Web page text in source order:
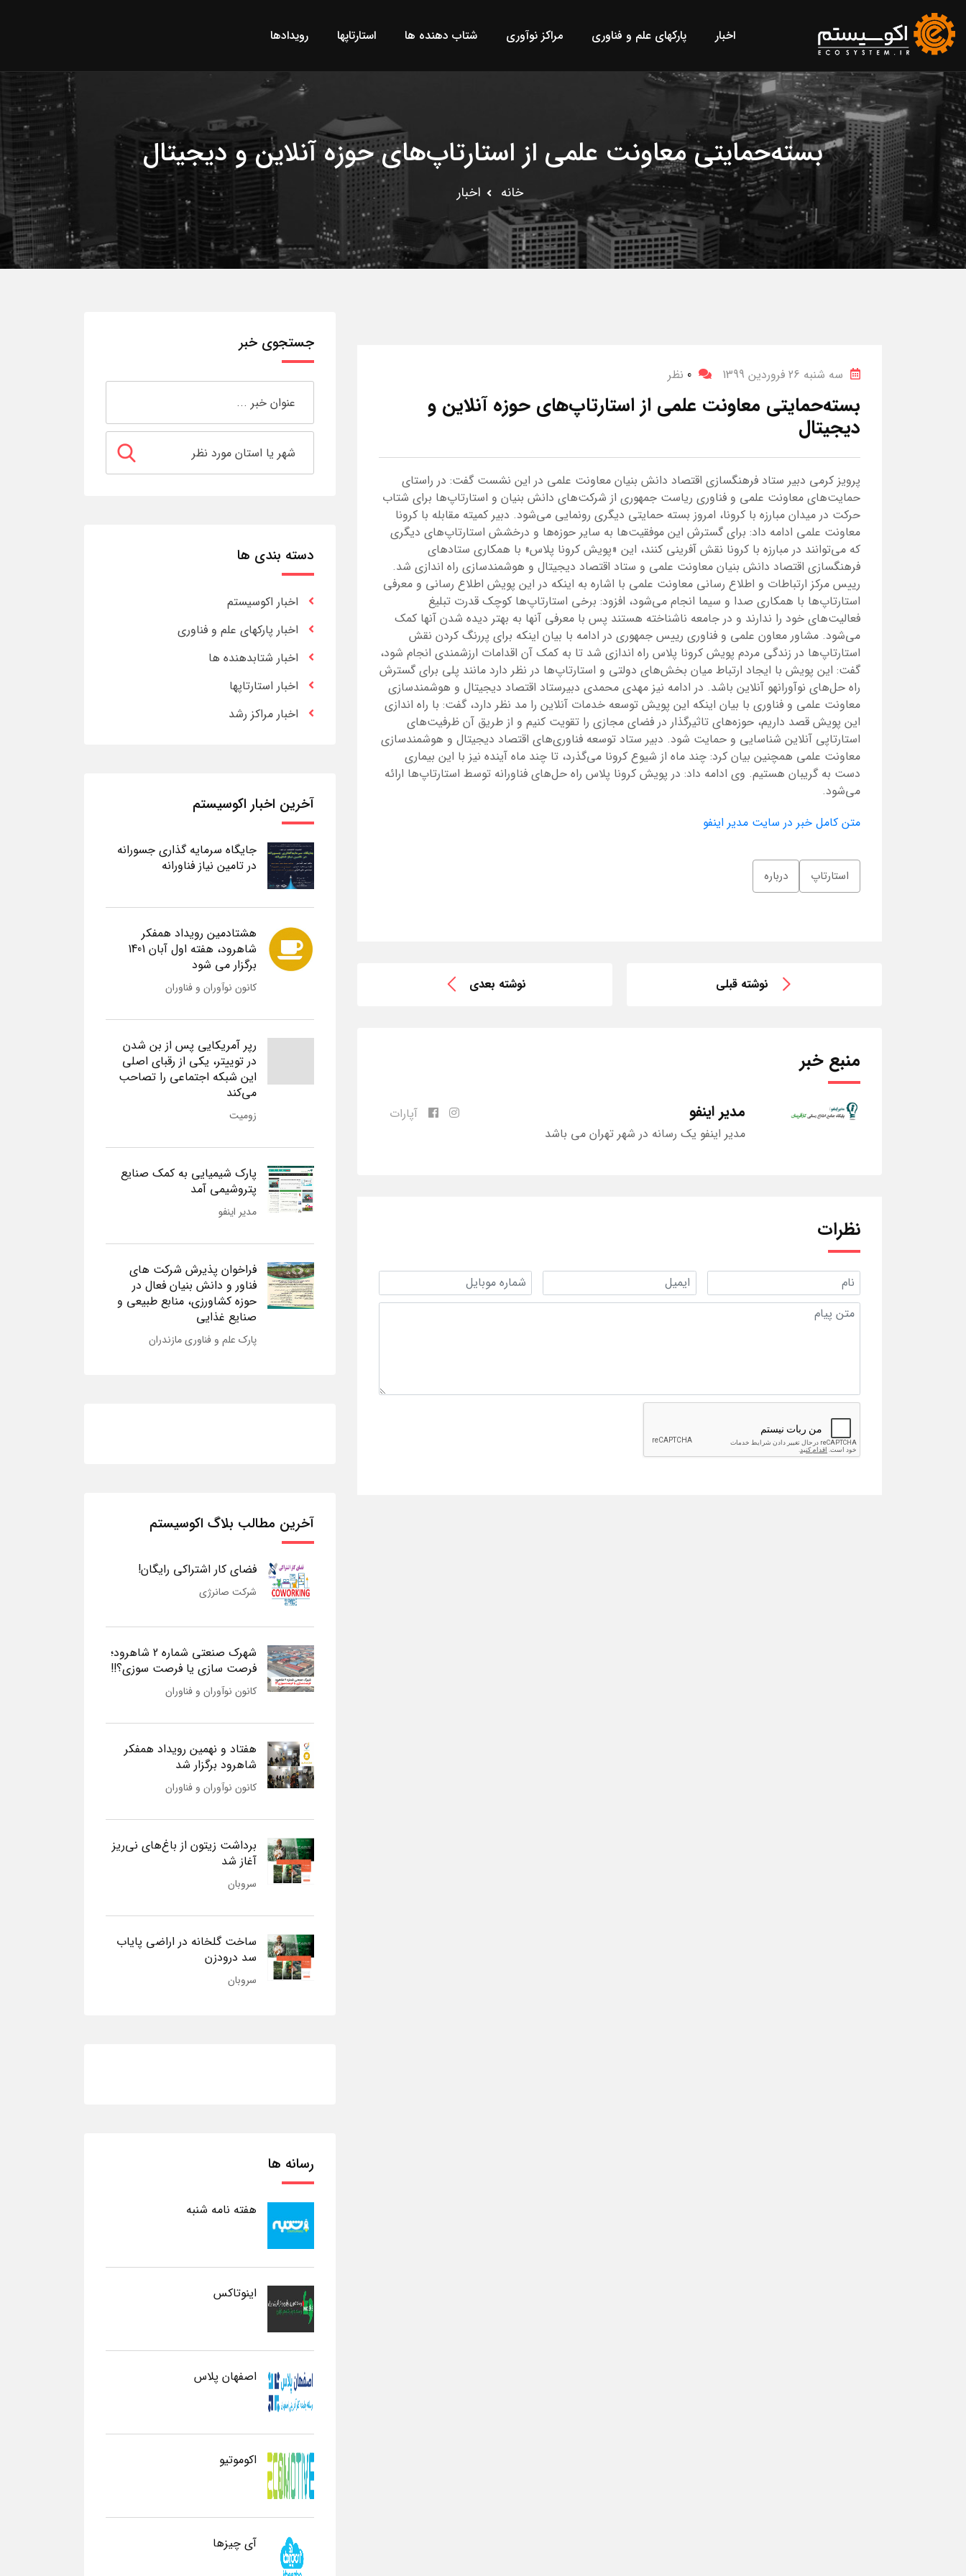
اخبار پارکهای علم و فناوری مراکز نوآوری شتاب دهنده ها استارتاپها رویدادها
بسته‌حمایتی معاونت علمی از استارتاپ‌های حوزه آنلاین و دیجیتال
خانه اخبار
سه شنبه 26 فروردین 1399 0 نظر
بسته‌حمایتی معاونت علمی از استارتاپ‌های حوزه آنلاین و
دیجیتال
پرویز کرمی دبیر ستاد فرهنگسازی اقتصاد دانش بنیان معاونت علمی در این نشست گفت: در راستای
حمایت‌های معاونت علمی و فناوری ریاست جمهوری از شرکت‌های دانش بنیان و استارتاپ‌ها برای شتاب
حرکت در میدان مبارزه با کرونا، امروز بسته حمایتی دیگری رونمایی می‌شود. دبیر کمیته مقابله با کرونا
معاونت علمی ادامه داد: برای گسترش این موفقیت‌ها به سایر حوزه‌ها و درخشش استارتاپ‌های دیگری
که می‌توانند در مبارزه با کرونا نقش آفرینی کنند، این «پویش کرونا پلاس» با همکاری ستادهای
فرهنگسازی اقتصاد دانش بنیان معاونت علمی و ستاد اقتصاد دیجیتال و هوشمندسازی راه اندازی شد.
رییس مرکز ارتباطات و اطلاع رسانی معاونت علمی با اشاره به اینکه در این پویش اطلاع رسانی و معرفی
استارتاپ‌ها با همکاری صدا و سیما انجام می‌شود، افزود: برخی استارتاپ‌ها کوچک قدرت تبلیغ
فعالیت‌های خود را ندارند و در جامعه ناشناخته هستند پس با معرفی آنها به بهتر دیده شدن آنها کمک
می‌شود. مشاور معاون علمی و فناوری رییس جمهوری در ادامه با بیان اینکه برای پررنگ کردن نقش
استارتاپ‌ها در زندگی مردم پویش کرونا پلاس راه اندازی شد تا به کمک آن اقدامات ارزشمندی انجام شود،
گفت: این پویش با ایجاد ارتباط میان بخش‌های دولتی و استارتاپ‌ها در نظر دارد مانند پلی برای گسترش
راه حل‌های نوآورانهو آنلاین باشد. در ادامه نیز مهدی محمدی دبیرستاد اقتصاد دیجیتال و هوشمندسازی
معاونت علمی و فناوری با بیان اینکه این پویش توسعه خدمات آنلاین را مد نظر دارد، گفت: با راه اندازی
این پویش قصد داریم، حوزه‌های تاثیرگذار در فضای مجازی را تقویت کنیم و از طریق آن ظرفیت‌های
استارتاپی آنلاین شناسایی و حمایت شود. دبیر ستاد توسعه فناوری‌های اقتصاد دیجیتال و هوشمندسازی
معاونت علمی همچنین بیان کرد: چند ماه از شیوع کرونا می‌گذرد، تا چند ماه آینده نیز با این بیماری
دست به گریبان هستیم. وی ادامه داد: در پویش کرونا پلاس راه حل‌های فناورانه توسط استارتاپ‌ها ارائه
می‌شود.
متن کامل خبر در سایت مدیر اینفو
استارتاپ درباره
نوشته قبلی نوشته بعدی
منبع خبر
مدیر اینفو
مدیر اینفو یک رسانه در شهر تهران می باشد
آپارات
نظرات
جستجوی خبر
دسته بندی ها
اخبار اکوسیستم
اخبار پارکهای علم و فناوری
اخبار شتابدهنده ها
اخبار استارتاپها
اخبار مراکز رشد
آخرین اخبار اکوسیستم
جایگاه سرمایه گذاری جسورانه
در تامین نیاز فناورانه
هشتادمین رویداد همفکر
شاهرود، هفته اول آبان 1401
برگزار می شود
کانون نوآوران و فناوران
رپر آمریکایی پس از بن شدن
در توییتر، یکی از رقبای اصلی
این شبکه اجتماعی را تصاحب
می‌کند
زومیت
پارک شیمیایی به کمک صنایع
پتروشیمی آمد
مدیر اینفو
فراخوان پذیرش شرکت های
فناور و دانش بنیان فعال در
حوزه کشاورزی، منابع طبیعی و
صنایع غذایی
پارک علم و فناوری مازندران
آخرین مطالب بلاگ اکوسیستم
فضای کار اشتراکی رایگان!
شرکت صانرژی
شهرک صنعتی شماره 2 شاهرود؛
فرصت سازی یا فرصت سوزی؟!!
کانون نوآوران و فناوران
هفتاد و نهمین رویداد همفکر
شاهرود برگزار شد
کانون نوآوران و فناوران
برداشت زیتون از باغ‌های نی‌ریز
آغاز شد
سروبان
ساخت گلخانه در اراضی پایاب
سد درودزن
سروبان
رسانه ها
هفته نامه شنبه
اینوتاکس
اصفهان پلاس
اکوموتیو
آی چیزها